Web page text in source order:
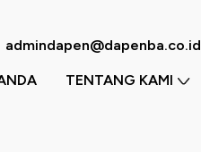
admindapen@dapenba.co.id
TENTANG KAMI